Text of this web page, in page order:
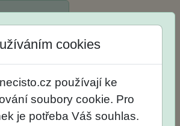
Košík
cookies
používají ke
soubory cookie. Pro
je potřeba Váš souhlas.